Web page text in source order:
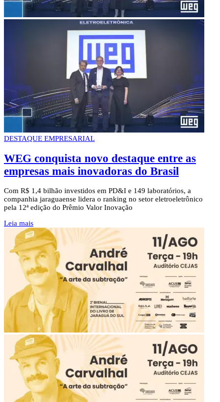
DESTAQUE EMPRESARIAL
WEG conquista novo destaque entre as
empresas mais inovadoras do Brasil
Com R$ 1,4 bilhão investidos em PD&I e 149 laboratórios, a
companhia jaraguaense lidera o ranking no setor eletroeletrônico
pela 12ª edição do Prêmio Valor Inovação
Leia mais